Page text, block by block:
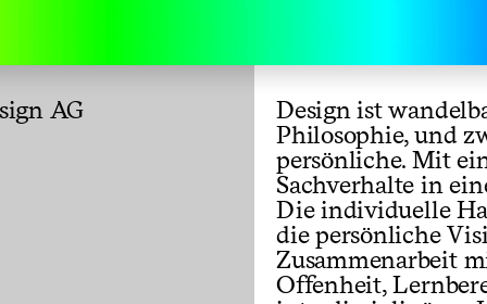
AG
Design ist
Philosophie, und
persönliche. Mit
Sachverhalte in
Die individuelle
die persönliche
Zusammenarbeit
Offenheit,